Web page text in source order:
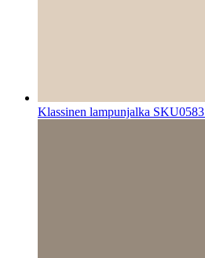
Klassinen lampunjalka SKU0583